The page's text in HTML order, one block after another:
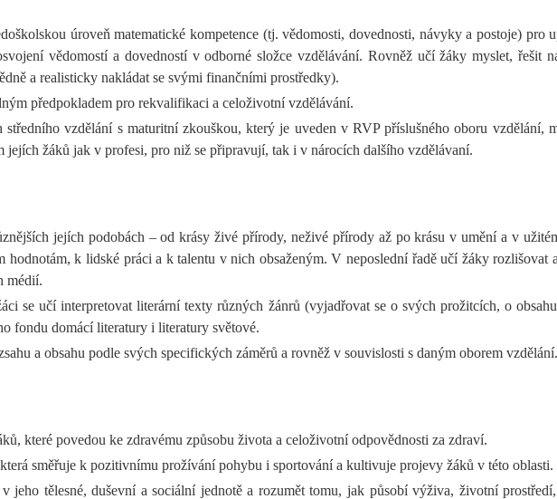
úroveň matematické kompetence (tj. vědomosti, dovednosti, návyky a postoje) pro
vědomostí a dovedností v odborné složce vzdělávání. Rovněž učí žáky myslet, řešit
a realisticky nakládat se svými finančními prostředky).
předpokladem pro rekvalifikaci a celoživotní vzdělávání.
středního vzdělání s maturitní zkouškou, který je uveden v RVP příslušného oboru vzdělání,
žáků jak v profesi, pro niž se připravují, tak i v nárocích dalšího vzdělávaní.
jejích podobách – od krásy živé přírody, neživé přírody až po krásu v umění a v
k lidské práci a k talentu v nich obsaženým. V neposlední řadě učí žáky rozlišovat
médií.
se učí interpretovat literární texty různých žánrů (vyjadřovat se o svých prožitcích, o
fondu domácí literatury i literatury světové.
a obsahu podle svých specifických záměrů a rovněž v souvislosti s daným oborem vzdělání.
které povedou ke zdravému způsobu života a celoživotní odpovědnosti za zdraví.
směřuje k pozitivnímu prožívání pohybu i sportování a kultivuje projevy žáků v této oblasti.
jeho tělesné, duševní a sociální jednotě a rozumět tomu, jak působí výživa, životní